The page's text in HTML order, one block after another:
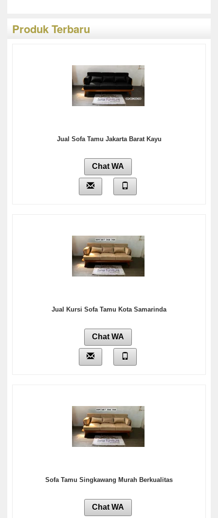
Produk Terbaru
Jual Sofa Tamu Jakarta Barat Kayu
Chat WA
Jual Kursi Sofa Tamu Kota Samarinda
Chat WA
Sofa Tamu Singkawang Murah Berkualitas
Chat WA